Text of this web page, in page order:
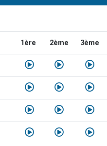
1ère 2ème 3ème